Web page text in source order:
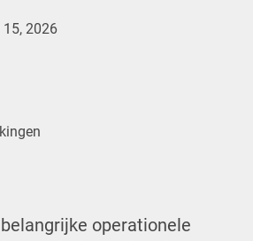
15, 2026
operationele